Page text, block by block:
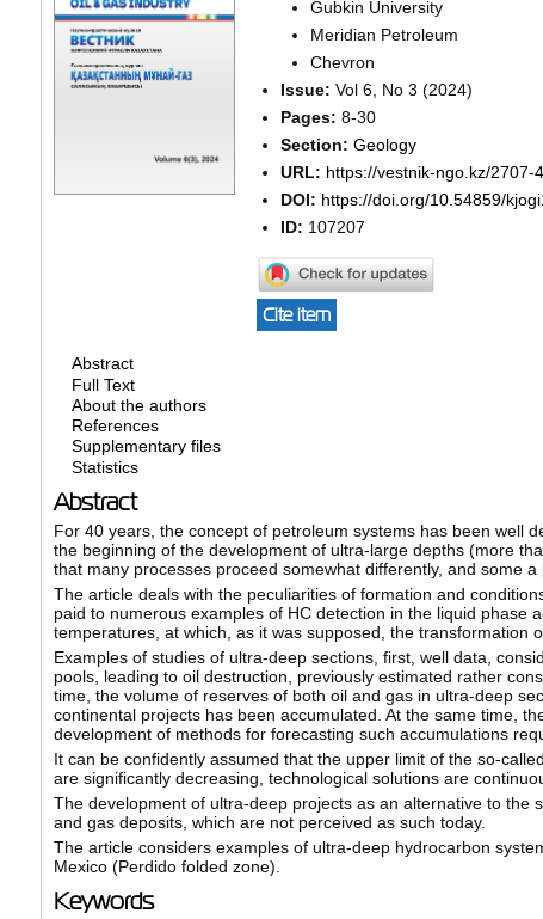
Gubkin University
Meridian Petroleum
Chevron
Issue: Vol 6, No 3 (2024)
Pages: 8-30
Section: Geology
URL: https://vestnik-ngo.kz/2707-
DOI: https://doi.org/10.54859/
ID: 107207
Cite item
Abstract
Full Text
About the authors
References
Supplementary files
Statistics
Abstract
For 40 years, the concept of petroleum systems has been well
the beginning of the development of ultra-large depths (more
that many processes proceed somewhat differently, and some
The article deals with the peculiarities of formation and
paid to numerous examples of HC detection in the liquid phase
temperatures, at which, as it was supposed, the transformation
Examples of studies of ultra-deep sections, first, well data,
pools, leading to oil destruction, previously estimated rather
time, the volume of reserves of both oil and gas in ultra-deep
continental projects has been accumulated. At the same time,
development of methods for forecasting such accumulations
It can be confidently assumed that the upper limit of the so-
are significantly decreasing, technological solutions are
The development of ultra-deep projects as an alternative to the
and gas deposits, which are not perceived as such today.
The article considers examples of ultra-deep hydrocarbon
Mexico (Perdido folded zone).
Keywords